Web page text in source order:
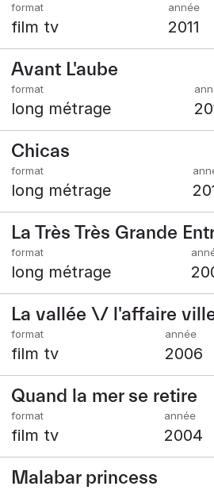
film tv 2011
Avant L'aube
long métrage
Chicas
long métrage
La Très Très Grande
long métrage
La vallée \/ l'affaire
film tv 2006
Quand la mer se retire
film tv 2004
Malabar princess